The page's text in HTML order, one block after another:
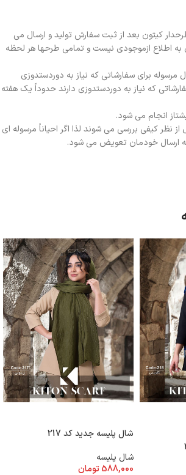
کیتون بعد از ثبت سفارش تولید و ارسال می
به اطلاع ازموجودی نیست و تمامی طرحها هر لحظه
برای سفارشاتی که نیاز به دوردستدوزی
و برای سفارشاتی که نیاز به دوردستدوزی دارند حدوداً یک هفته
انجام می شود.
نظر کیفی بررسی می شوند لذا اگر احیاناً مرسوله ای
ارسال خودمان تعویض می شود.
شال پلیسه جدید کد 217
شال پلیسه
588,000تومان